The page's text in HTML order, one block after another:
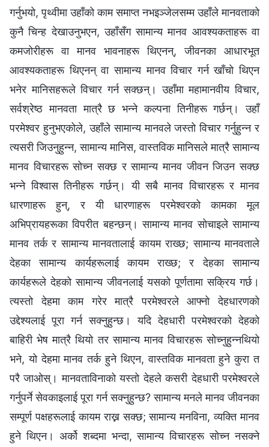
गर्नुभयो, पृथ्वीमा उहाँको काम समाप्त नभइञ्जेलसम्म उहाँले मानवताको
कुनै चिन्ह देखाउनुभएन, उहाँसँग सामान्य मानव आवश्यकताहरू वा
कमजोरीहरू वा मानव भावनाहरू थिएनन्, जीवनका आधारभूत
आवश्यकताहरू थिएनन् वा सामान्य मानव विचार गर्न खाँचो थिएन
भनेर मानिसहरूले विचार गर्न सक्छन्। उहाँमा महामानवीय विचार,
सर्वश्रेष्ठ मानवता मात्रै छ भन्‍ने कल्पना तिनीहरू गर्छन्। उहाँ
परमेश्‍वर हुनुभएकोले, उहाँले सामान्य मानवले जस्तो विचार गर्नुहुन्न र
त्यसरी जिउनुहुन्न, सामान्य मानिस, वास्तविक मानिसले मात्रै सामान्य
मानव विचारहरू सोच्न सक्छ र सामान्य मानव जीवन जिउन सक्छ
भन्‍ने विश्‍वास तिनीहरू गर्छन्। यी सबै मानव विचारहरू र मानव
धारणाहरू हुन्, र यी धारणाहरू परमेश्‍वरको कामका मूल
अभिप्रायहरूका विपरीत बहन्छन्। सामान्य मानव सोचाइले सामान्य
मानव तर्क र सामान्य मानवतालाई कायम राख्छ; सामान्य मानवताले
देहका सामान्य कार्यहरूलाई कायम राख्छ; र देहका सामान्य
कार्यहरूले देहको सामान्य जीवनलाई यसको पूर्णतामा सक्रिय गर्छ।
त्यस्तो देहमा काम गरेर मात्रै परमेश्‍वरले आफ्नो देहधारणको
उद्देश्यलाई पूरा गर्न सक्नुहुन्छ। यदि देहधारी परमेश्‍वरको देहको
बाहिरी भेष मात्रै थियो तर सामान्य मानव विचारहरू सोच्नुहुन्नथियो
भने, यो देहमा मानव तर्क हुने थिएन, वास्तविक मानवता हुने कुरा त
परै जाओस्। मानवताविनाको यस्तो देहले कसरी देहधारी परमेश्‍वरले
गर्नुपर्ने सेवकाइलाई पूरा गर्न सक्नुहुन्छ? सामान्य मनले मानव जीवनका
सम्पूर्ण पक्षहरूलाई कायम राख्न सक्छ; सामान्य मनविना, व्यक्ति मानव
हुने थिएन। अर्को शब्दमा भन्दा, सामान्य विचारहरू सोच्न नसक्ने